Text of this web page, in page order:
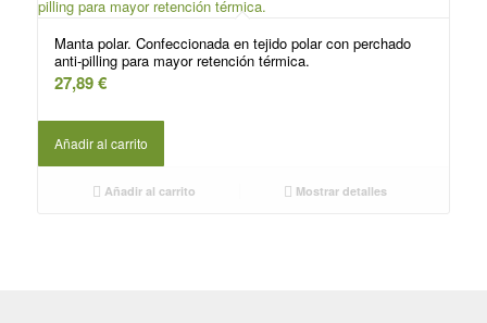
Manta polar. Confeccionada en tejido polar con perchado
anti-pilling para mayor retención térmica.
27,89€
Añadir al carrito
Añadir al carrito Mostrar detalles